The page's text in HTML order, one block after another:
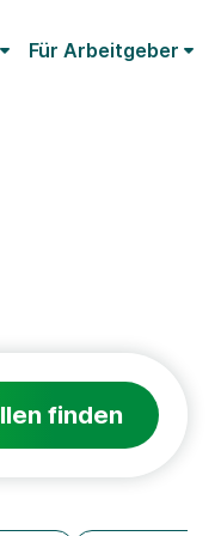
Für Arbeitgeber
finden